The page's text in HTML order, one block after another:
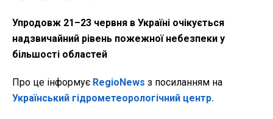
Упродовж 21–23 червня в Україні очікується
надзвичайний рівень пожежної небезпеки у
більшості областей
Про це інформує RegioNews з посиланням на
Український гідрометеорологічний центр.